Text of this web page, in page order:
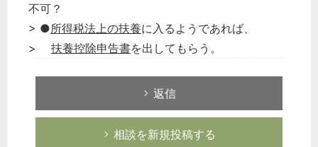
不可？
> ●所得税法上の扶養に入るようであれば、
> 扶養控除申告書を出してもらう。
返信
相談を新規投稿する